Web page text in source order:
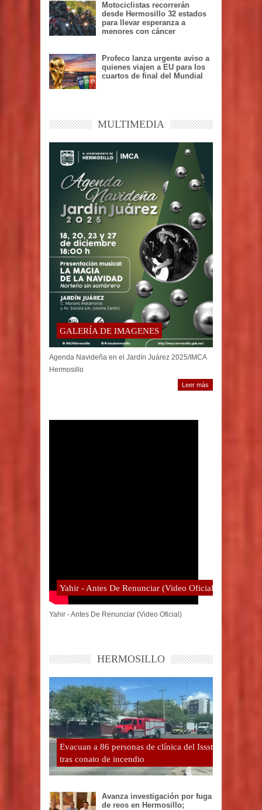
Motociclistas recorrerán
desde Hermosillo 32 estados
para llevar esperanza a
menores con cáncer
Profeco lanza urgente aviso a
quienes viajen a EU para los
cuartos de final del Mundial
MULTIMEDIA
GALERÍA DE IMAGENES
Agenda Navideña en el Jardín Juárez 2025/IMCA
Hermosillo
Leer más
Yahir - Antes De Renunciar (Video Oficial)
Yahir - Antes De Renunciar (Video Oficial)
HERMOSILLO
Evacuan a 86 personas de clínica del Issste
tras conato de incendio
Avanza investigación por fuga
de reos en Hermosillo;